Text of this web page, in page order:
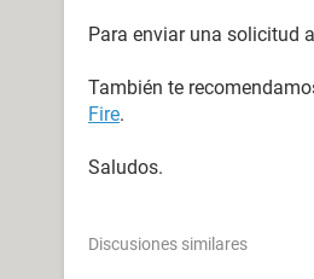
Para enviar una solicitud
También te
Fire.
Saludos.
Discusiones similares